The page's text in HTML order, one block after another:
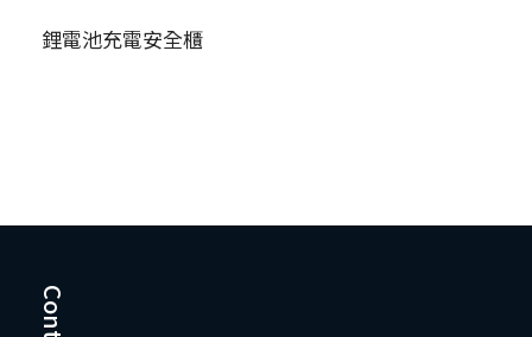
鋰電池充電安全櫃